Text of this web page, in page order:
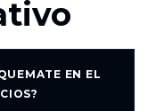
EN EL